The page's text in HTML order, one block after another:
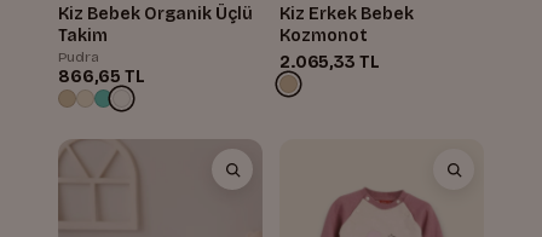
Kiz Bebek Organik Üçlü
Takim
Pudra
866,65 TL
Kiz Erkek Bebek
Kozmonot
2.065,33 TL